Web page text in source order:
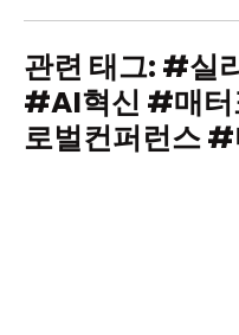
관련 태그: #실
#AI혁신 #매
로벌컨퍼런스